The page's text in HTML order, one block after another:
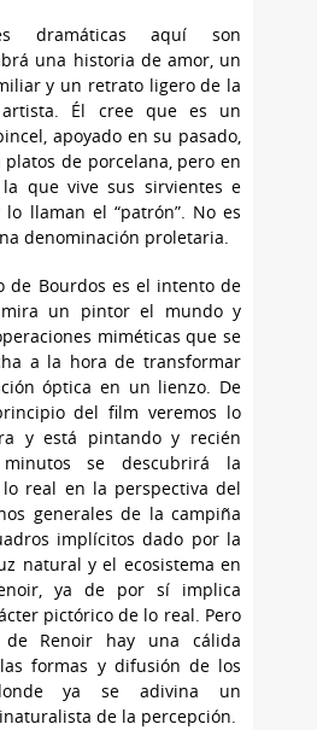
dramáticas aquí son
una historia de amor, un
y un retrato ligero de la
artista. Él cree que es un
apoyado en su pasado,
de porcelana, pero en
que vive sus sirvientes e
llaman el “patrón”. No es
denominación proletaria.
de Bourdos es el intento de
un pintor el mundo y
miméticas que se
a la hora de transformar
óptica en un lienzo. De
del film veremos lo
y está pintando y recién
se descubrirá la
real en la perspectiva del
generales de la campiña
implícitos dado por la
natural y el ecosistema en
ya de por sí implica
pictórico de lo real. Pero
Renoir hay una cálida
formas y difusión de los
ya se adivina un
de la percepción.